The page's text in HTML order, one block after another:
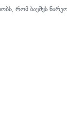
რომ ბავშვს